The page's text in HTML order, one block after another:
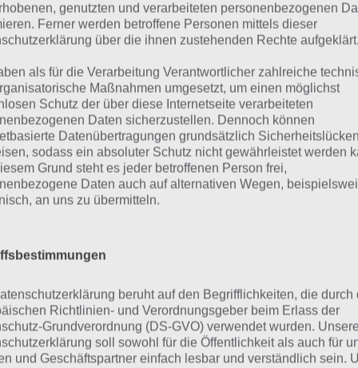
gewohnt kannst du deine Gebäude dann mit der Zeit
pro Gebäude) und musst Dekoration oder
deiner Mitmenschen in deiner Stadt
/ Missionen erhälst du Belohnungen, die sich teilweise
kannts du dieses Social Media Spiel auch
du natürlich noch mehr Bonus erhälst.
genutzten und verarbeiteten personenbezogenen
Ferner werden betroffene Personen mittels dieser
über die ihnen zustehenden Rechte aufgeklärt.
als für die Verarbeitung Verantwortlicher zahlreiche
Maßnahmen umgesetzt, um einen möglichst
Schutz der über diese Internetseite verarbeiteten
Daten sicherzustellen. Dennoch können
Datenübertragungen grundsätzlich Sicherheitslücken
sodass ein absoluter Schutz nicht gewährleistet werden
Grund steht es jeder betroffenen Person frei,
Daten auch auf alternativen Wegen,
an uns zu übermitteln.
beruht auf den Begrifflichkeiten, die durch
Richtlinien- und Verordnungsgeber beim Erlass der
Grundverordnung (DS-GVO) verwendet wurden. Unsere
soll sowohl für die Öffentlichkeit als auch für
und Geschäftspartner einfach lesbar und verständlich sein.